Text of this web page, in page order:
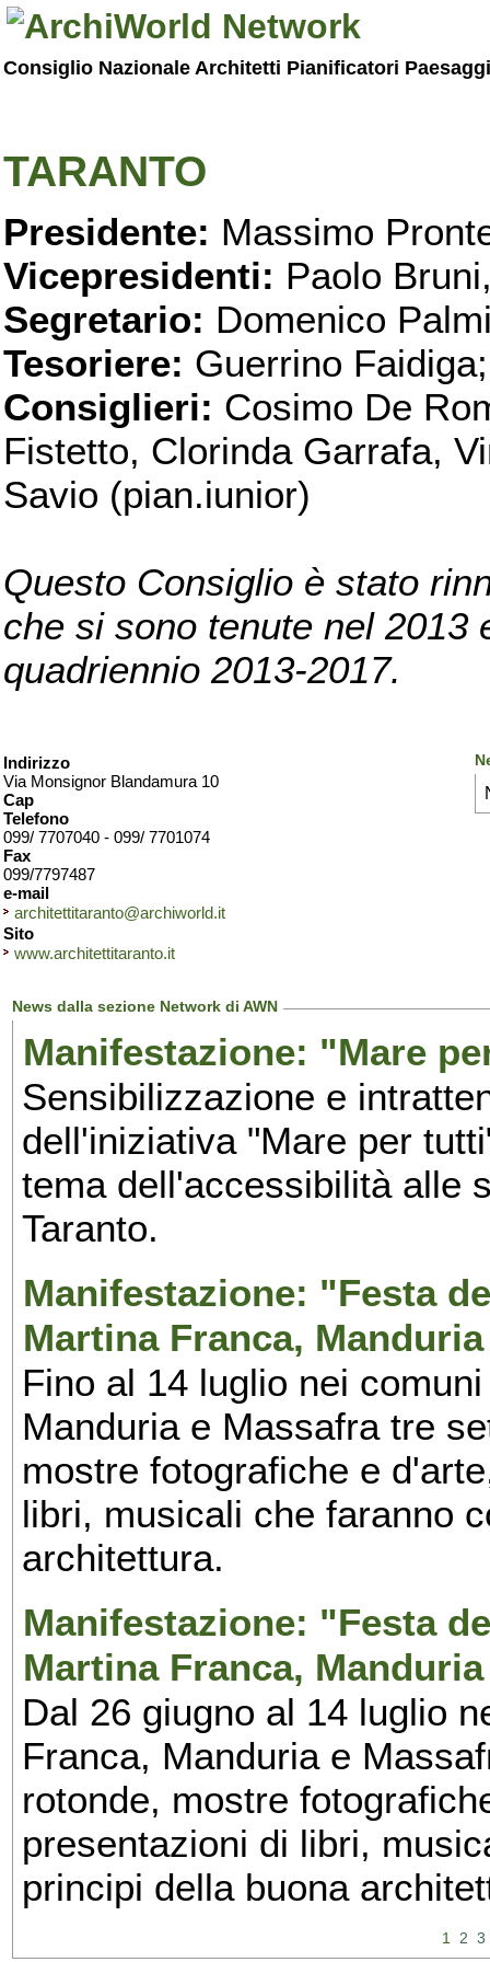
Consiglio Nazionale Architetti Pianificatori
TARANTO
Presidente: Massimo
Vicepresidenti: Paolo
Segretario: Domenico
Tesoriere: Guerrino Faidiga;
Consiglieri: Cosimo De
Fistetto, Clorinda Garrafa,
Savio (pian.iunior)
Questo Consiglio è stato
che si sono tenute nel 2013
quadriennio 2013-2017.
Indirizzo
Via Monsignor Blandamura 10
Cap
Telefono
099/ 7707040 - 099/ 7701074
Fax
099/7797487
e-mail
architettitaranto@archiworld.it
Sito
www.architettitaranto.it
News dalla sezione Network di AWN
Manifestazione: "Mare
Sensibilizzazione e
dell'iniziativa "Mare per
tema dell'accessibilità alle
Taranto.
Manifestazione: "Festa
Martina Franca,
Fino al 14 luglio nei
Manduria e Massafra tre
mostre fotografiche e
libri, musicali che faranno
architettura.
Manifestazione: "Festa
Martina Franca,
Dal 26 giugno al 14 luglio
Franca, Manduria e
rotonde, mostre
presentazioni di libri,
principi della buona
1 2 3